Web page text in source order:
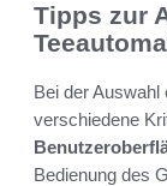
Tipps zur
Bei der Auswahl
verschiedene
Bedienung des